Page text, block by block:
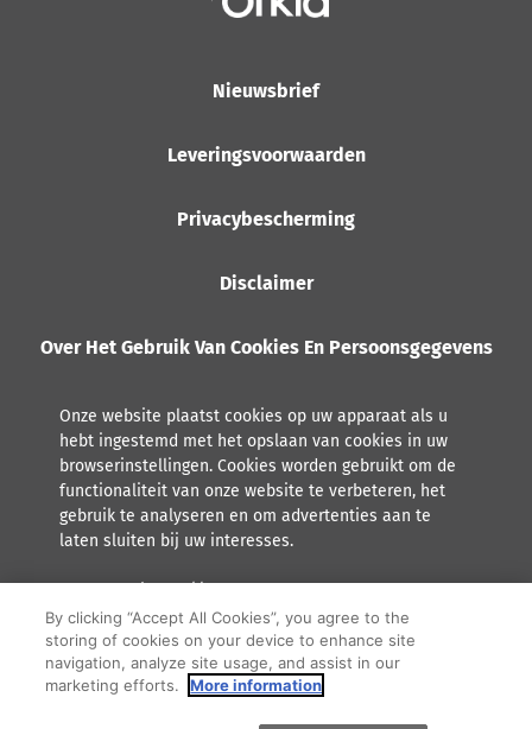
Nieuwsbrief
Leveringsvoorwaarden
Privacybescherming
Disclaimer
Over Het Gebruik Van Cookies En Persoonsgegevens
Onze website plaatst cookies op uw apparaat als u
hebt ingestemd met het opslaan van cookies in uw
browserinstellingen. Cookies worden gebruikt om de
functionaliteit van onze website te verbeteren, het
gebruik te analyseren en om advertenties aan te
laten sluiten bij uw interesses.
Lees meer over hoe Orkla met persoonsgegevens omgaat,
inclusief het recht tot inzage.
F
a
Y
o
I
n
By clicking “Accept All Cookies”, you agree to the
storing of cookies on your device to enhance site
navigation, analyze site usage, and assist in our
marketing efforts.
More information